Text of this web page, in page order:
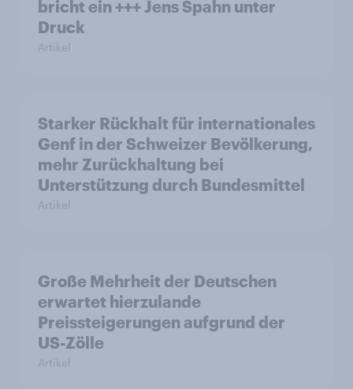
bricht ein +++ Jens Spahn unter
Druck
Artikel
Starker Rückhalt für internationales
Genf in der Schweizer Bevölkerung,
mehr Zurückhaltung bei
Unterstützung durch Bundesmittel
Artikel
Große Mehrheit der Deutschen
erwartet hierzulande
Preissteigerungen aufgrund der
US-Zölle
Artikel